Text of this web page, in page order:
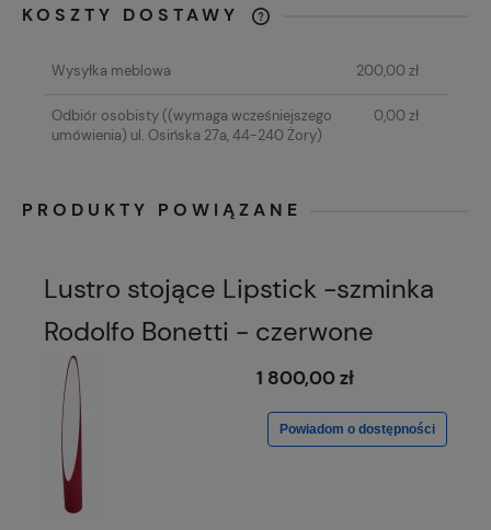
KOSZTY DOSTAWY
Wysyłka meblowa 200,00 zł
Odbiór osobisty((wymaga wcześniejszego
umówienia) ul. Osińska 27a, 44-240 Żory)
0,00 zł
PRODUKTY POWIĄZANE
Lustro stojące Lipstick -szminka
Rodolfo Bonetti - czerwone
1 800,00 zł
Powiadom o dostępności